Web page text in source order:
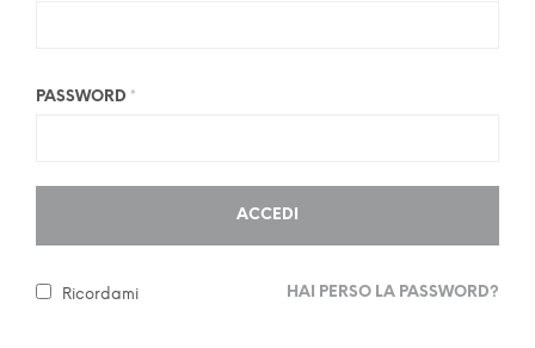
PASSWORD *
ACCEDI
Ricordami HAI PERSO LA PASSWORD?